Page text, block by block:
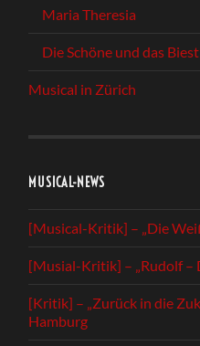
Maria Theresia
Die Schöne und das Biest
Musical in Zürich
MUSICAL-NEWS
[Musical-Kritik] – „Die
[Musial-Kritik] – „Rudolf –
[Kritik] – „Zurück in die
Hamburg